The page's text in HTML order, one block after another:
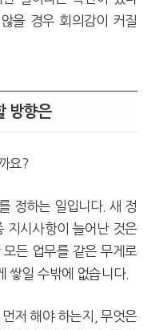
을 경우 회의감이 커질
방향은
요?
정하는 일입니다. 새 정
지시사항이 늘어난 것은
든 업무를 같은 무게로
쌓일 수밖에 없습니다.
저 해야 하는지, 무엇은